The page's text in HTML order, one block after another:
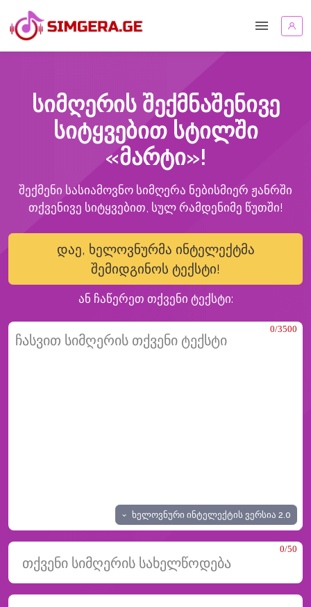
სიმღერის შექმნაშენივე
სიტყვებით სტილში
«მარტი»!
შექმენი სასიამოვნო სიმღერა ნებისმიერ ჟანრში
თქვენივე სიტყვებით, სულ რამდენიმე წუთში!
დაე, ხელოვნურმა ინტელექტმა
შემიდგინოს ტექსტი!
ან ჩაწერეთ თქვენი ტექსტი:
0/3500
ხელოვნური ინტელექტის ვერსია 2.0
0/50